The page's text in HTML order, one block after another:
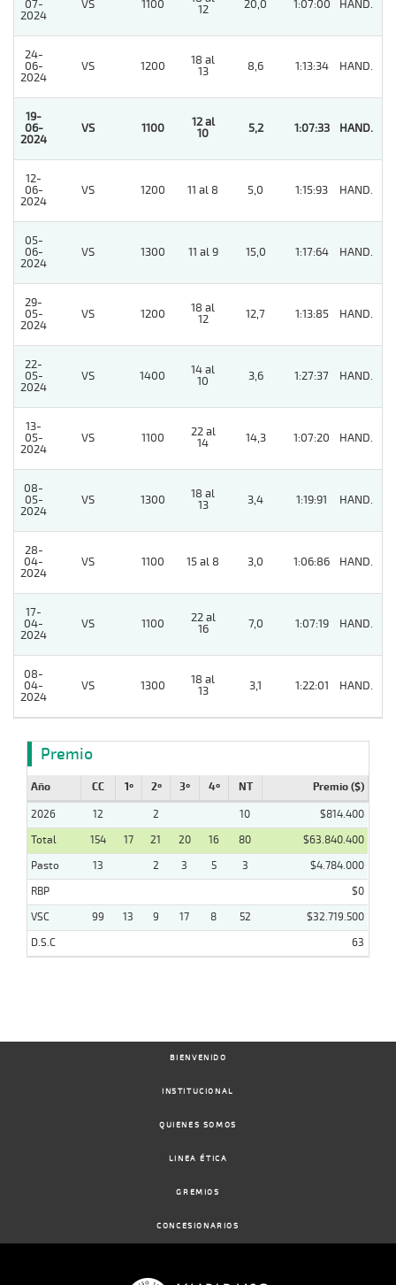
07-
2024
VS 1100
12
20,0 1:07:00 HAND.
24-
06-
2024
VS 1200
18 al
13
8,6 1:13:34 HAND.
19-
06-
2024
VS 1100
12 al
10
5,2 1:07:33 HAND.
12-
06-
2024
VS 1200 11 al 8 5,0 1:15:93 HAND.
05-
06-
2024
VS 1300 11 al 9 15,0 1:17:64 HAND.
29-
05-
2024
VS 1200
18 al
12
12,7 1:13:85 HAND.
22-
05-
2024
VS 1400
14 al
10
3,6 1:27:37 HAND.
13-
05-
2024
VS 1100
22 al
14
14,3 1:07:20 HAND.
08-
05-
2024
VS 1300
18 al
13
3,4 1:19:91 HAND.
28-
04-
2024
VS 1100 15 al 8 3,0 1:06:86 HAND.
17-
04-
2024
VS 1100
22 al
16
7,0 1:07:19 HAND.
08-
04-
2024
VS 1300
18 al
13
3,1 1:22:01 HAND.
Premio
Año CC 1º 2º 3º 4º NT Premio ($)
2026 12 2 10
$814.400
Total
154 17 21 20 16 80
$63.840.400
Pasto
13 2 3 5 3
$4.784.000
RBP
$0
VSC
99 13 9 17 8 52
$32.719.500
D.S.C
63
BIENVENIDO
INSTITUCIONAL
QUIENES SOMOS
LINEA ÉTICA
GREMIOS
CONCESIONARIOS